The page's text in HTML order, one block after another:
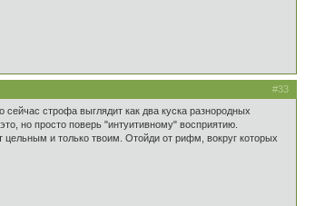
#33
строфа выглядит как два куска разнородных
но просто поверь "интуитивному" восприятию.
и только твоим. Отойди от рифм, вокруг которых